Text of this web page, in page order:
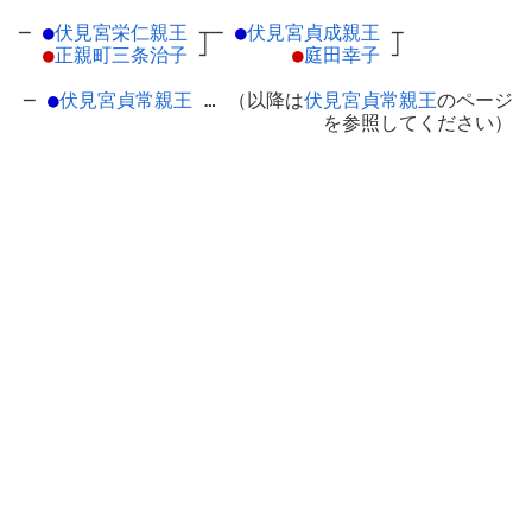
─ ●伏見宮栄仁親王 ┬
●正親町三条治子 ┘
─ ●伏見宮貞成親王 ┬
●庭田幸子 ┘
─ ●伏見宮貞常親王 … （以降は伏見宮貞常親王のページ
を参照してください）